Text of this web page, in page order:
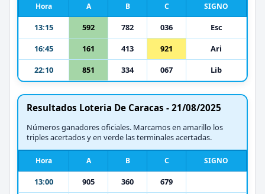
Hora A B C SIGNO
13:15 592 782 036
Esc
16:45
161 413 921
Ari
22:10
851 334 067 Lib
Resultados Loteria De Caracas - 21/08/2025
Números ganadores oficiales. Marcamos en amarillo los
triples acertados y en verde las terminales acertadas.
Hora A B C SIGNO
13:00 905 360
679